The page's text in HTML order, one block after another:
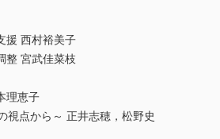
援 西村裕美子
整 宮武佳菜枝
理恵子
視点から～ 正井志穂，松野史